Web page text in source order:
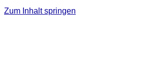
Zum Inhalt springen